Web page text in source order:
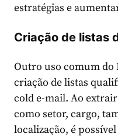
estratégias e
Criação de listas
Outro uso comum
criação de listas
cold e-mail. Ao
como setor, cargo,
localização, é